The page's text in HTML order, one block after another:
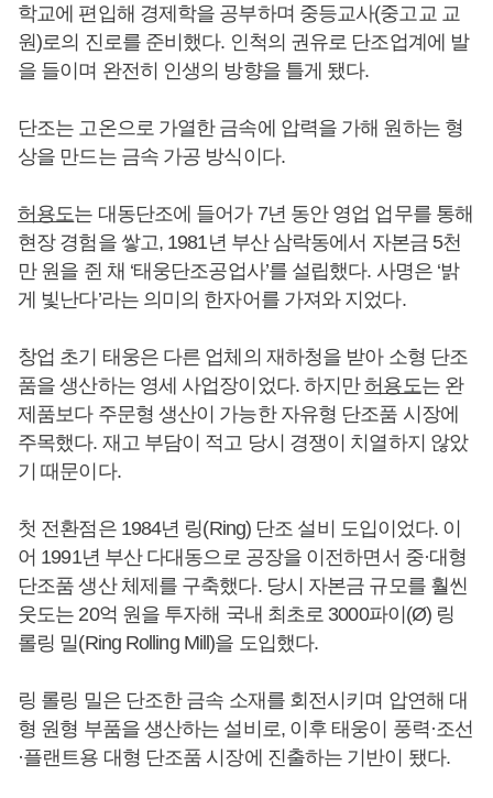
학교에 편입해 경제학을 공부하며 중등교사(중고교 교
원)로의 진로를 준비했다. 인척의 권유로 단조업계에 발
을 들이며 완전히 인생의 방향을 틀게 됐다.
단조는 고온으로 가열한 금속에 압력을 가해 원하는 형
상을 만드는 금속 가공 방식이다.
허용도는 대동단조에 들어가 7년 동안 영업 업무를 통해
현장 경험을 쌓고, 1981년 부산 삼락동에서 자본금 5천
만 원을 쥔 채 ‘태웅단조공업사’를 설립했다. 사명은 ‘밝
게 빛난다’라는 의미의 한자어를 가져와 지었다.
창업 초기 태웅은 다른 업체의 재하청을 받아 소형 단조
품을 생산하는 영세 사업장이었다. 하지만허용도는 완
제품보다 주문형 생산이 가능한 자유형 단조품 시장에
주목했다. 재고 부담이 적고 당시 경쟁이 치열하지 않았
기 때문이다.
첫 전환점은 1984년 링(Ring) 단조 설비 도입이었다. 이
어 1991년 부산 다대동으로 공장을 이전하면서 중·대형
단조품 생산 체제를 구축했다. 당시 자본금 규모를 훨씬
웃도는 20억 원을 투자해 국내 최초로 3000파이(Ø) 링
롤링 밀(Ring Rolling Mill)을 도입했다.
링 롤링 밀은 단조한 금속 소재를 회전시키며 압연해 대
형 원형 부품을 생산하는 설비로, 이후 태웅이 풍력·조선
·플랜트용 대형 단조품 시장에 진출하는 기반이 됐다.